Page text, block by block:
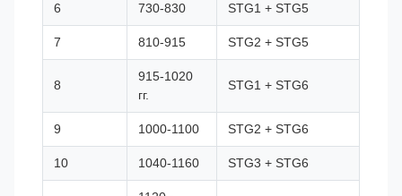
6 730-830 STG1 + STG5
7 810-915 STG2 + STG5
8
915-1020
гг.
STG1 + STG6
9 1000-1100 STG2 + STG6
10 1040-1160 STG3 + STG6